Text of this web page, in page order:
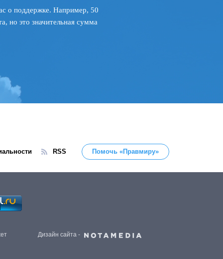
о поддержке. Например, 50
но это значительная сумма
RSS Помочь «Правмиру»
Дизайн сайта -